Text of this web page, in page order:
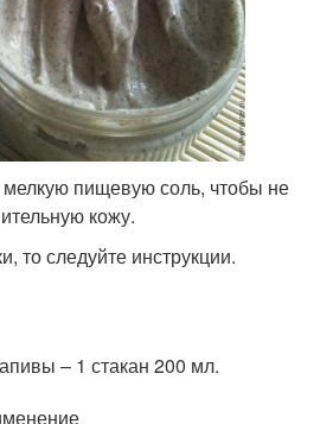
пищевую соль, чтобы не
кожу.
то следуйте инструкции.
– 1 стакан 200 мл.